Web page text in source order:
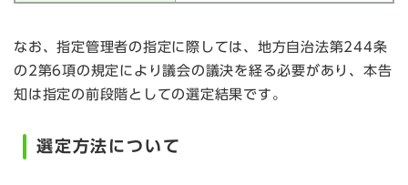
なお、指定管理者の指定に際しては、地方自治法第244条
の2第6項の規定により議会の議決を経る必要があり、本告
知は指定の前段階としての選定結果です。
選定方法について